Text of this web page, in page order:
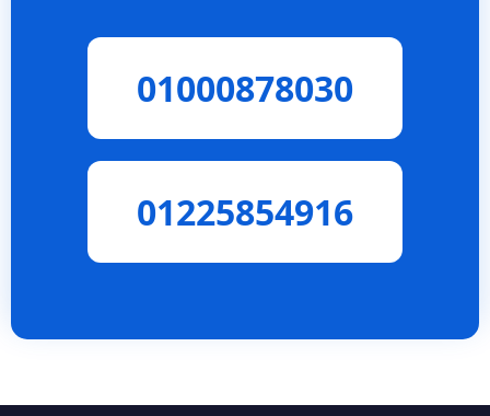
01000878030
01225854916